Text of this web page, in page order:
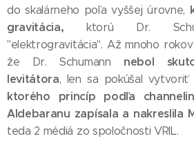
do skalárneho poľa vyššej úrovne,
gravitácia,ktorú Dr.
"elektrogravitácia". Až mnoho
že Dr. Schumann nebol
levitátora, len sa pokúšal vytvoriť
ktorého princíp podľa
Aldebaranu zapísala a nakreslila
teda 2 médiá zo spoločnosti VRIL.